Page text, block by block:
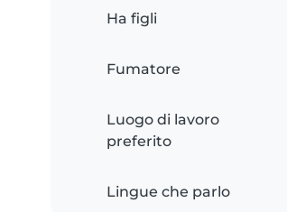
Ha figli
Fumatore
Luogo di lavoro
preferito
Lingue che parlo